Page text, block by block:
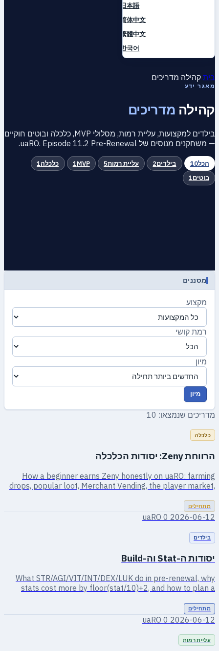
日本語
简体中文
繁體中文
한국어
בית קהילה מדריכים
מאגר ידע
קהילה מדריכים
בילדים למקצועות, עליית רמות, מסלולי MVP, כלכלה ובוטים חוקיים
— משחקנים מנוסים של uaRO. Episode 11.2 Pre-Renewal.
הכל10 בילדים2 עליית רמות5
MVP
1 כלכלה1
בוטים1
מסננים
מקצוע
רמת קושי
מיון
מיון
מדריכים שנמצאו: 10
0 2026-06-12
0 2026-06-12